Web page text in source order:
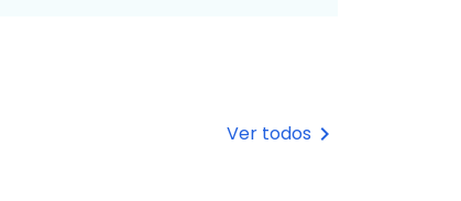
Ver todos keyboard_arrow_right